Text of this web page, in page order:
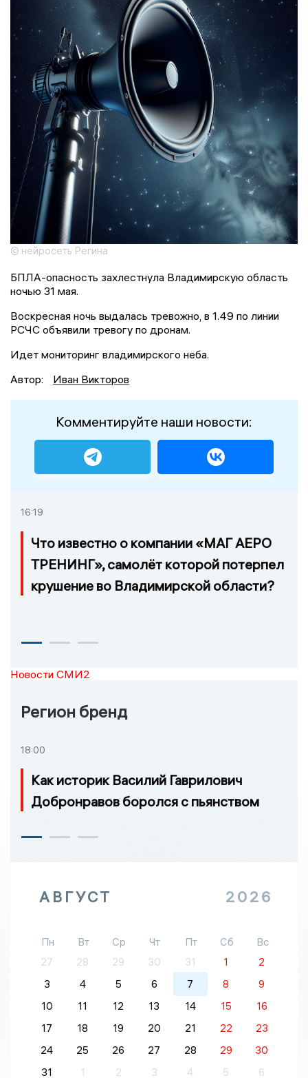
© нейросеть Регина
БПЛА-опасность захлестнула Владимирскую область
ночью 31 мая.
Воскресная ночь выдалась тревожно, в 1.49 по линии
РСЧС объявили тревогу по дронам.
Идет мониторинг владимирского неба.
Автор:
Иван Викторов
Комментируйте наши новости:
16:19
Что известно о компании «МАГ АЕРО
ТРЕНИНГ», самолёт которой потерпел
крушение во Владимирской области?
Новости СМИ2
Регион бренд
18:00
Как историк Василий Гаврилович
Добронравов боролся с пьянством
АВГУСТ 2026
Пн Вт Ср Чт Пт Сб
Вс
27
28 29 30 31 1
2
3
4 5 6 7 8
9
10
11 12 13 14 15
16
17
18 19 20 21 22
23
24
25 26 27 28 29
30
31
1 2 3 4 5 6